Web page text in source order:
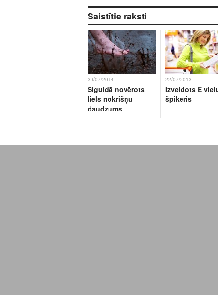
Saistītie raksti
30/07/2014
Siguldā novērots
liels nokrišņu
daudzums
22/07/2013
Izveidots E
špikeris